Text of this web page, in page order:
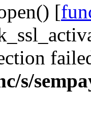
[
s/